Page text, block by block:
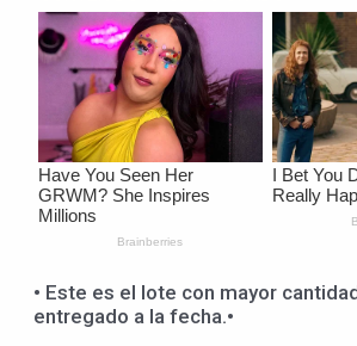
• Este es el lote con mayor
entregado a la fecha.•